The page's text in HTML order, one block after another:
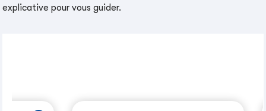
explicative pour vous guider.